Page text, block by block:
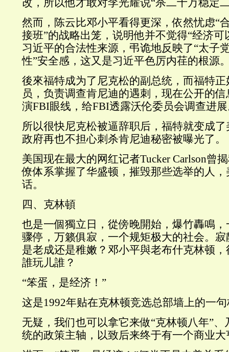
改，所以他才敢对李光耀说“杀二十万稳定
然而，陈云比邓小平看得更深，依然忧虑“
接班”的战略出笼，说明他并不觉得“经济可
习近平的合法性来源，弔诡地反映了“太子
性”安全感，这又是习近平色厉内荏的根源
後來福特成为了尼克松的副总统，而福特
员，负责调查肯尼迪的遇刺，现在公开的
演FBI眼线，给FBI透露沃伦委员会调查进
所以很快尼克松被逼辞职后，福特就变成
政府再也不担心刺杀肯尼迪秘密被曝光了。
美国现在最大的网红记者Tucker Carlson曾
僚体系掌握了华盛顿，摧毁那些选举的人
话。
四、克林頓
也是一個獨立日，從傍晚開始，爆竹轟鳴
骤停，万籁俱寂，一个规矩极大的社会。
是老成还是稚嫩？邓小平與老布什克林顿
誰玩儿誰？
“笨蛋，是经济！”
这是1992年贴在克林顿竞选总部墙上的一
无疑，我们也可以拿它来做“克林顿八年”
统的政策主轴，以致后来终于有一个商业